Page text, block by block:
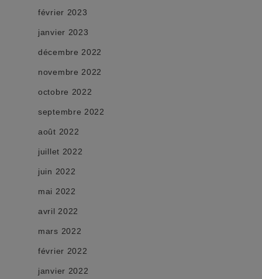
février 2023
janvier 2023
décembre 2022
novembre 2022
octobre 2022
septembre 2022
août 2022
juillet 2022
juin 2022
mai 2022
avril 2022
mars 2022
février 2022
janvier 2022